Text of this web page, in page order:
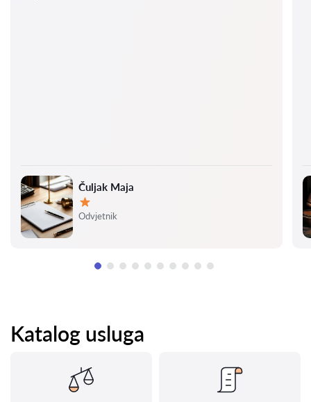
Čuljak Maja
Ocjena:
Odvjetnik
Katalog usluga